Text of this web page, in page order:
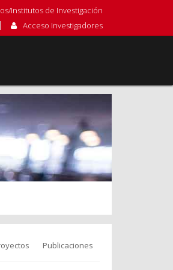
Institutos de Investigación
Acceso Investigadores
Publicaciones